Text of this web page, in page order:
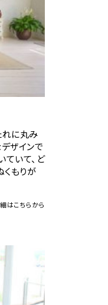
れに丸み
ザインで
ていて、ど
くもりが
はこちらから